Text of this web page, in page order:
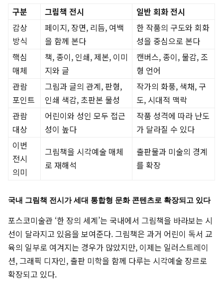
구분 그림책 전시
일반 회화 전시
감상
방식
페이지, 장면, 리듬, 여백
을 함께 본다
한 작품의 구도와 회화
성을 중심으로 본다
핵심
매체
책, 종이, 인쇄, 제본, 이미
지와 글
캔버스, 종이, 물감, 조
형 언어
관람
포인트
그림과 글의 관계, 판형,
인쇄 색감, 초판본 물성
작가의 화풍, 색채, 구
도, 시대적 맥락
관람
대상
어린이와 성인 모두 접근
성이 높다
작품 성격에 따라 난도
가 달라질 수 있다
이번
전시
의미
그림책을 시각예술 매체
로 재해석
출판물과 미술의 경계
를 확장
국내 그림책 전시가 세대 통합형 문화 콘텐츠로 확장되고 있다
포스코미술관 ‘한 장의 세계’는 국내에서 그림책을 바라보는 시
선이 달라지고 있음을 보여준다. 그림책은 과거 어린이 독서 교
육의 일부로 여겨지는 경우가 많았지만, 이제는 일러스트레이
션, 그래픽 디자인, 출판 미학을 함께 다루는 시각예술 장르로
확장되고 있다.